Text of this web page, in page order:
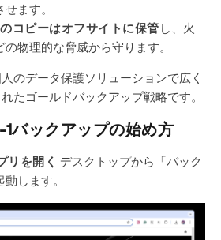
ます。
のコピーはオフサイトに保管 し、火
物理的な脅威から守ります。
のデータ保護ソリューションで広く
たゴールドバックアップ戦略です。
バックアップの始め方
リを開く
デスクトップから「バック
します。